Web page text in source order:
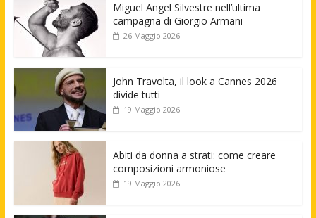
Miguel Angel Silvestre nell’ultima
campagna di Giorgio Armani
26 Maggio 2026
John Travolta, il look a Cannes 2026
divide tutti
19 Maggio 2026
Abiti da donna a strati: come creare
composizioni armoniose
19 Maggio 2026